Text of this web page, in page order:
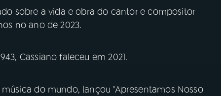
sobre a vida e obra do cantor e compositor
no ano de 2023.
Cassiano faleceu em 2021.
do mundo, lançou "Apresentamos Nosso